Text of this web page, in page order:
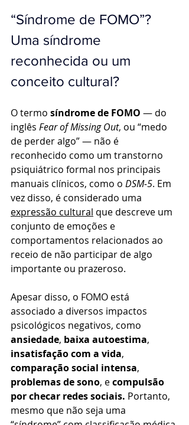
“Síndrome de FOMO”?
Uma síndrome
reconhecida ou um
conceito cultural?
O termo síndrome de FOMO — do
inglês Fear of Missing Out, ou “medo
de perder algo” — não é
reconhecido como um transtorno
psiquiátrico formal nos principais
manuais clínicos, como o DSM‑5. Em
vez disso, é considerado uma
expressão cultural que descreve um
conjunto de emoções e
comportamentos relacionados ao
receio de não participar de algo
importante ou prazeroso.
Apesar disso, o FOMO está
associado a diversos impactos
psicológicos negativos, como
ansiedade, baixa autoestima,
insatisfação com a vida,
comparação social intensa,
problemas de sono, e compulsão
por checar redes sociais. Portanto,
mesmo que não seja uma